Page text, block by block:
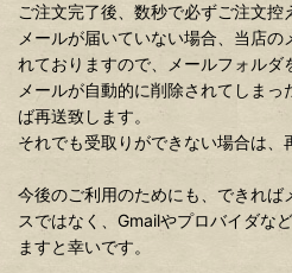
ご注文完了後、数秒で必ずご注文控
メールが届いていない場合、当店の
れておりますので、メールフォルダ
メールが自動的に削除されてしま
ば再送致します。
それでも受取りができない場合は、
今後のご利用のためにも、できれば
スではなく、Gmailやプロバイダな
ますと幸いです。